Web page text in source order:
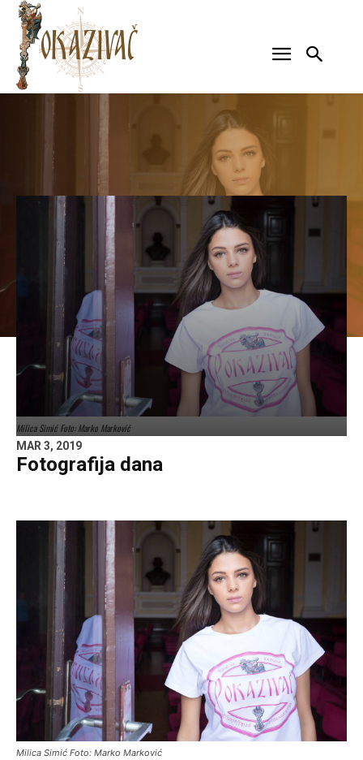
Milica Simić Foto: Marko Marković
MAR 3, 2019
Fotografija dana
Milica Simić Foto: Marko Marković